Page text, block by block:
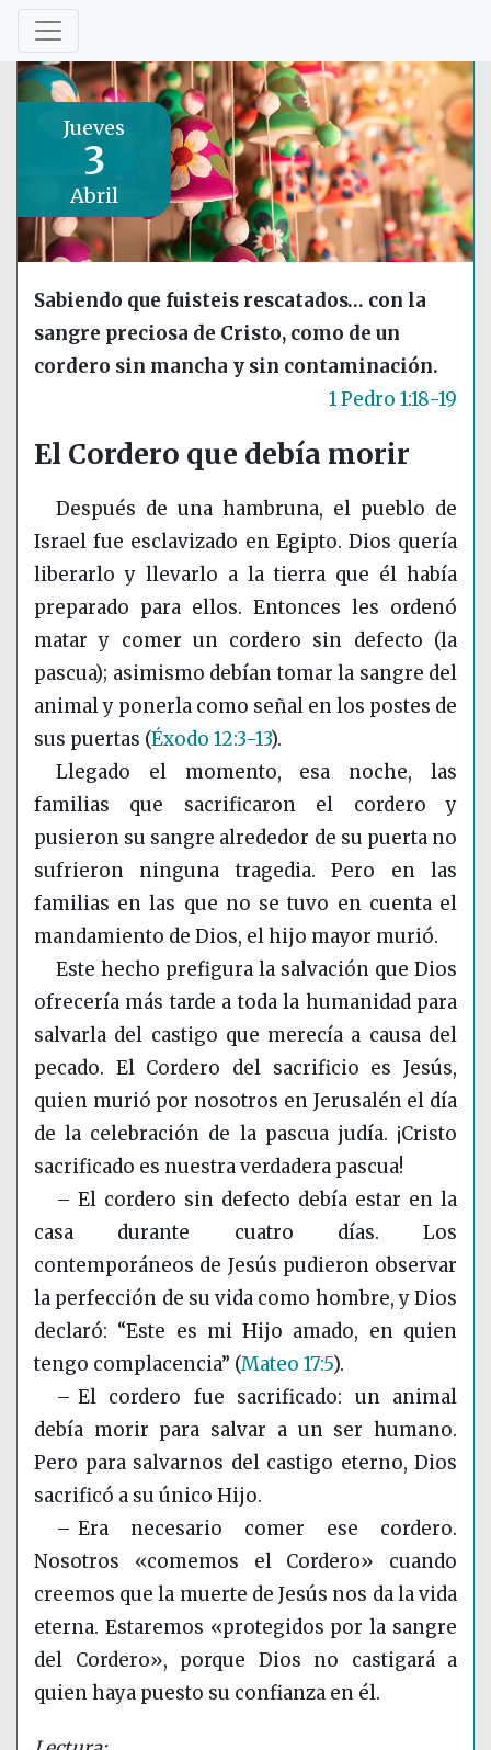
Jueves
3
Abril
Sabiendo que fuisteis rescatados… con la
sangre preciosa de Cristo, como de un
cordero sin mancha y sin contaminación.
1 Pedro 1:18-19
El Cordero que debía morir
Después de una hambruna, el pueblo de
Israel fue esclavizado en Egipto. Dios quería
liberarlo y llevarlo a la tierra que él había
preparado para ellos. Entonces les ordenó
matar y comer un cordero sin defecto (la
pascua); asimismo debían tomar la sangre del
animal y ponerla como señal en los postes de
sus puertas (Éxodo 12:3-13).
Llegado el momento, esa noche, las
familias que sacrificaron el cordero y
pusieron su sangre alrededor de su puerta no
sufrieron ninguna tragedia. Pero en las
familias en las que no se tuvo en cuenta el
mandamiento de Dios, el hijo mayor murió.
Este hecho prefigura la salvación que Dios
ofrecería más tarde a toda la humanidad para
salvarla del castigo que merecía a causa del
pecado. El Cordero del sacrificio es Jesús,
quien murió por nosotros en Jerusalén el día
de la celebración de la pascua judía. ¡Cristo
sacrificado es nuestra verdadera pascua!
– El cordero sin defecto debía estar en la
casa durante cuatro días. Los
contemporáneos de Jesús pudieron observar
la perfección de su vida como hombre, y Dios
declaró: “Este es mi Hijo amado, en quien
tengo complacencia” (Mateo 17:5).
– El cordero fue sacrificado: un animal
debía morir para salvar a un ser humano.
Pero para salvarnos del castigo eterno, Dios
sacrificó a su único Hijo.
– Era necesario comer ese cordero.
Nosotros «comemos el Cordero» cuando
creemos que la muerte de Jesús nos da la vida
eterna. Estaremos «protegidos por la sangre
del Cordero», porque Dios no castigará a
quien haya puesto su confianza en él.